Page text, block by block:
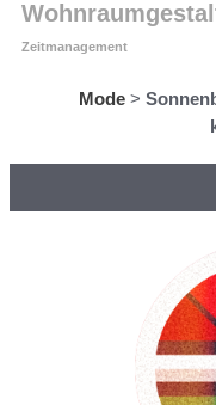
Zeitmanagement
Mode>